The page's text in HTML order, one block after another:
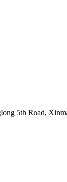
5th Road,